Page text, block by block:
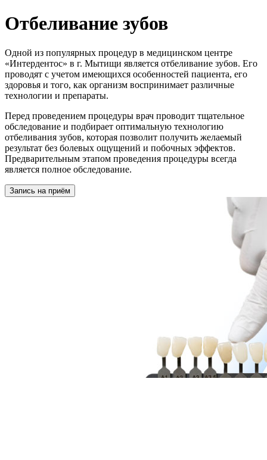
Отбеливание зубов
Одной из популярных процедур в медицинском центре
«Интердентос» в г. Мытищи является отбеливание зубов. Его
проводят с учетом имеющихся особенностей пациента, его
здоровья и того, как организм воспринимает различные
технологии и препараты.
Перед проведением процедуры врач проводит тщательное
обследование и подбирает оптимальную технологию
отбеливания зубов, которая позволит получить желаемый
результат без болевых ощущений и побочных эффектов.
Предварительным этапом проведения процедуры всегда
является полное обследование.
Запись на приём